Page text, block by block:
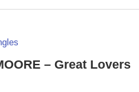
– Great Lovers